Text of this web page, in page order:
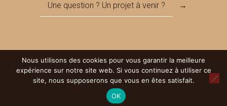
Une question ? Un projet à venir ? →
© 2017 Métallerie MEGNANT - Réalisé par LICOM Développement
Mentions Légales|RGPD|Partenaires
Nous utilisons des cookies pour vous garantir la meilleure
expérience sur notre site web. Si vous continuez à utiliser ce
site, nous supposerons que vous en êtes satisfait.
OK